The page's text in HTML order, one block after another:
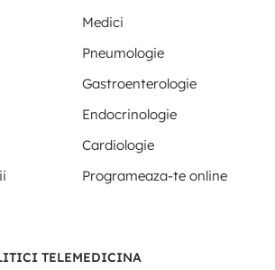
Medici
Pneumologie
Gastroenterologie
Endocrinologie
Cardiologie
Programeaza-te online
TELEMEDICINA